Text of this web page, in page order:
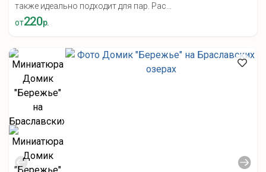
также идеально подходит для пар. Рас...
от220р.